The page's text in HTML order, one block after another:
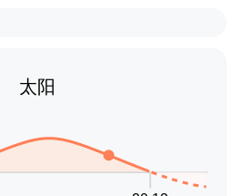
太阳